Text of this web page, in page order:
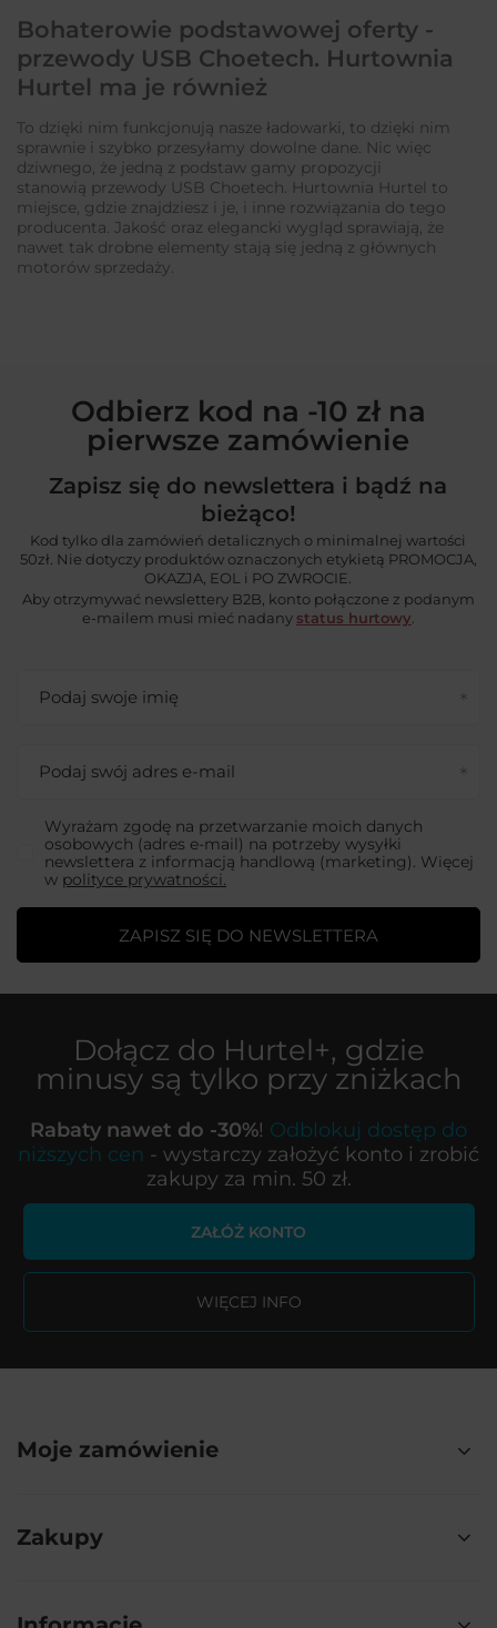
Bohaterowie podstawowej oferty -
przewody USB Choetech. Hurtownia
Hurtel ma je również
To dzięki nim funkcjonują nasze ładowarki, to dzięki nim
sprawnie i szybko przesyłamy dowolne dane. Nic więc
dziwnego, że jedną z podstaw gamy propozycji
stanowią przewody USB Choetech. Hurtownia Hurtel to
miejsce, gdzie znajdziesz i je, i inne rozwiązania do tego
producenta. Jakość oraz elegancki wygląd sprawiają, że
nawet tak drobne elementy stają się jedną z głównych
motorów sprzedaży.
Odbierz kod na -10 zł na
pierwsze zamówienie
Zapisz się do newslettera i bądź na
bieżąco!
Kod tylko dla zamówień detalicznych o minimalnej wartości
50zł. Nie dotyczy produktów oznaczonych etykietą PROMOCJA,
OKAZJA, EOL i PO ZWROCIE.
Aby otrzymywać newslettery B2B, konto połączone z podanym
e-mailem musi mieć nadany status hurtowy
Podaj swoje imię
Podaj swój adres e-mail
Wyrażam zgodę na przetwarzanie moich danych
osobowych (adres e-mail) na potrzeby wysyłki
newslettera z informacją handlową (marketing). Więcej
w polityce prywatności.
ZAPISZ SIĘ DO NEWSLETTERA
Dołącz do Hurtel+, gdzie
minusy są tylko przy zniżkach
Rabaty nawet do -30%! Odblokuj dostęp do
niższych cen - wystarczy założyć konto i zrobić
zakupy za min. 50 zł.
ZAŁÓŻ KONTO
WIĘCEJ INFO
Moje zamówienie
Zakupy